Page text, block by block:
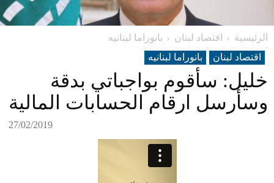
الرئيسية اقتصاد لبنان
بانوراما لبنانیه
اقتصاد لبنان
بانوراما لبنانیه
خليل: سأقوم بواجباتي بدقة
وسأرسل ارقام الحسابات المالية
27/02/2019